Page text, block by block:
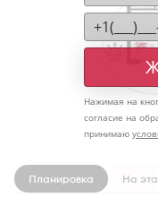
Планировка На
Нажимая на
согласие на
принимаю